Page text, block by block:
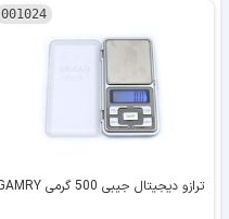
001024
ترازو دیجیتال جیبی 500 گرمی GAMRY